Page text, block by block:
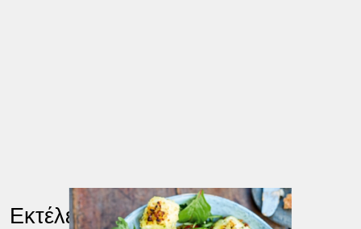
Εκτέλεση